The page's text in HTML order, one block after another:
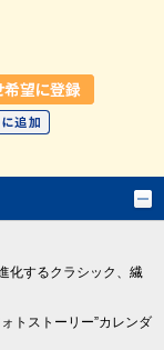
化するクラシック、繊
トストーリー”カレンダ